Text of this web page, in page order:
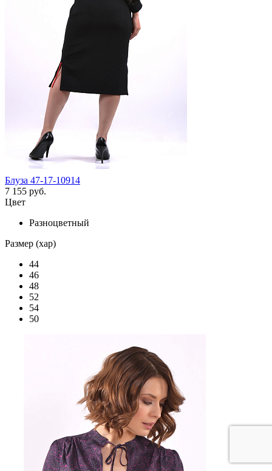
Блуза 47-17-10914
7 155 руб.
Цвет
Разноцветный
Размер (хар)
44
46
48
52
54
50